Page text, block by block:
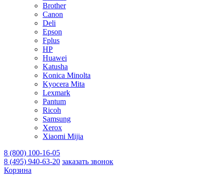
Brother
Canon
Deli
Epson
Fplus
HP
Huawei
Katusha
Konica Minolta
Kyocera Mita
Lexmark
Pantum
Ricoh
Samsung
Xerox
Xiaomi Mijia
8 (800) 100-16-05
8 (495) 940-63-20 заказать звонок
Корзина